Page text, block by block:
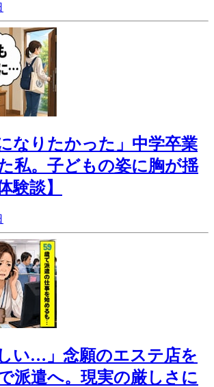
なりたかった」中学卒業
私。子どもの姿に胸が揺
験談】
い…」念願のエステ店を
派遣へ。現実の厳しさに